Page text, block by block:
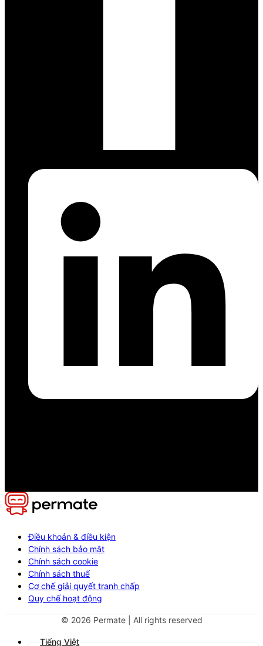
Điều khoản & điều kiện
Chính sách bảo mật
Chính sách cookie
Chính sách thuế
Cơ chế giải quyết tranh chấp
Quy chế hoạt động
© 2026 Permate | All rights reserved
Tiếng Việt